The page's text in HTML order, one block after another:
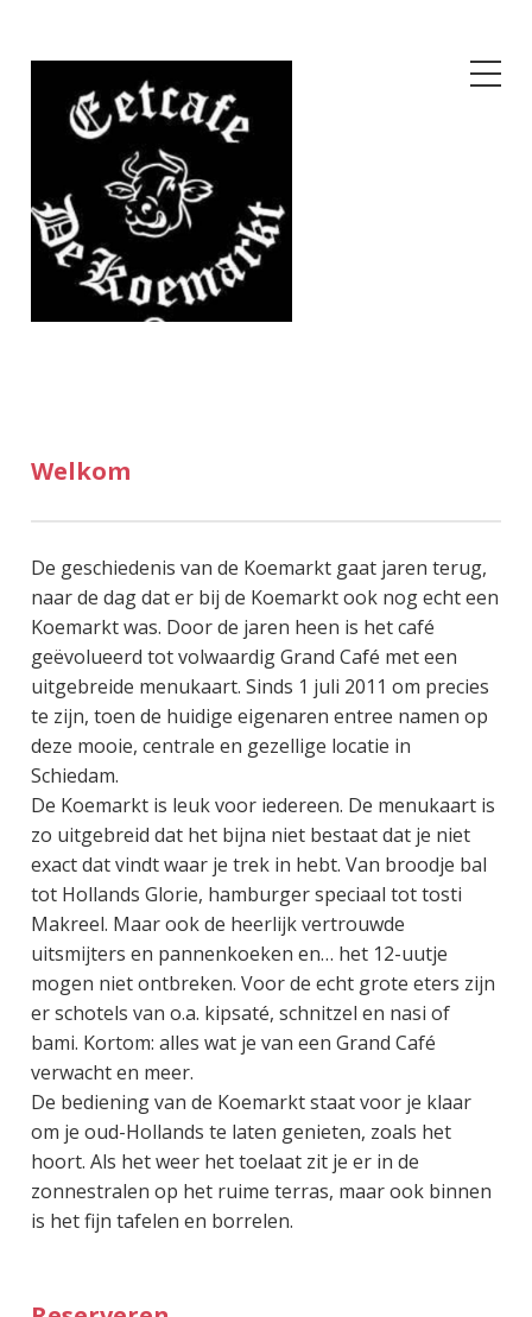
Welkom
De geschiedenis van de Koemarkt gaat jaren terug,
naar de dag dat er bij de Koemarkt ook nog echt een
Koemarkt was. Door de jaren heen is het café
geëvolueerd tot volwaardig Grand Café met een
uitgebreide menukaart. Sinds 1 juli 2011 om precies
te zijn, toen de huidige eigenaren entree namen op
deze mooie, centrale en gezellige locatie in
Schiedam.
De Koemarkt is leuk voor iedereen. De menukaart is
zo uitgebreid dat het bijna niet bestaat dat je niet
exact dat vindt waar je trek in hebt. Van broodje bal
tot Hollands Glorie, hamburger speciaal tot tosti
Makreel. Maar ook de heerlijk vertrouwde
uitsmijters en pannenkoeken en… het 12-uutje
mogen niet ontbreken. Voor de echt grote eters zijn
er schotels van o.a. kipsaté, schnitzel en nasi of
bami. Kortom: alles wat je van een Grand Café
verwacht en meer.
De bediening van de Koemarkt staat voor je klaar
om je oud-Hollands te laten genieten, zoals het
hoort. Als het weer het toelaat zit je er in de
zonnestralen op het ruime terras, maar ook binnen
is het fijn tafelen en borrelen.